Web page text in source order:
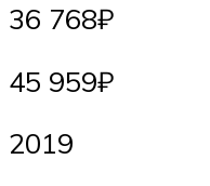
36 768₽
45 959₽
2019